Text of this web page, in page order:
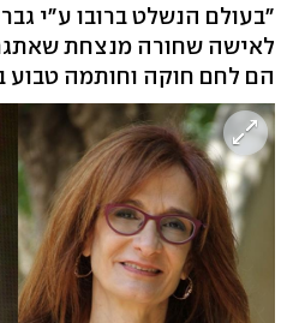
"בעולם הנשלט ברובו ע"י
לאישה שחורה מנצחת
הם לחם חוקה וחותמה טבוע